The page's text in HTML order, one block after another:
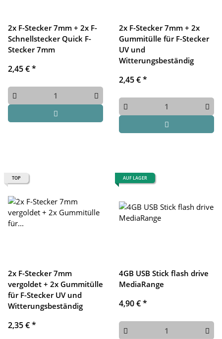
2x F-Stecker 7mm + 2x F-
Schnellstecker Quick F-
Stecker 7mm
2,45 €*
2x F-Stecker 7mm + 2x
Gummitülle für F-Stecker
UV und
Witterungsbeständig
2,45 €*
TOP
2x F-Stecker 7mm
vergoldet + 2x Gummitülle
für F-Stecker UV und
Witterungsbeständig
2,35 €*
AUF LAGER
4GB USB Stick flash drive
MediaRange
4,90 €*